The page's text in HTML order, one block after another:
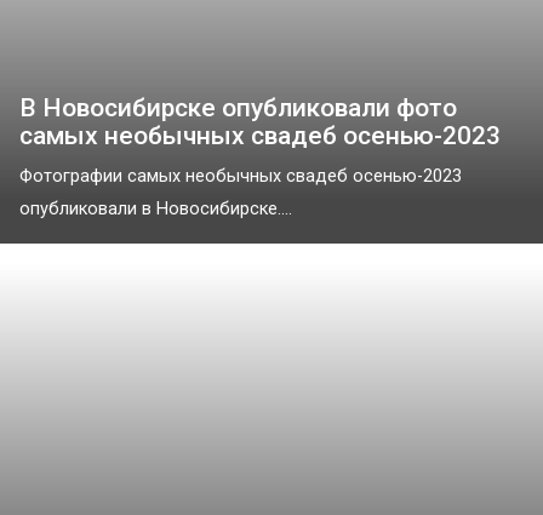
В Новосибирске опубликовали фото
самых необычных свадеб осенью-2023
Фотографии самых необычных свадеб осенью-2023
опубликовали в Новосибирске....